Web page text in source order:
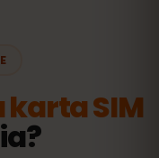
SIM